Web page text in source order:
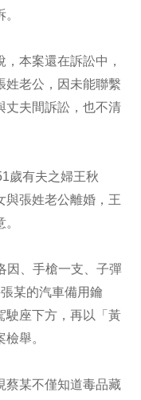
本案還在訴訟中，
姓老公，因未能聯繫
丈夫間訴訟，也不清
歲有夫之婦王秋
與張姓老公離婚，王
因、手槍一支、子彈
某的汽車備用鑰
駛座下方，再以「黃
舉。
蔡某不僅知道毒品藏